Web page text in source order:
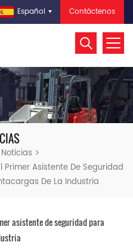
Contáctenos
Español
Noticias
Primer Asistente De Seguridad
De La Industria
asistente de seguridad para